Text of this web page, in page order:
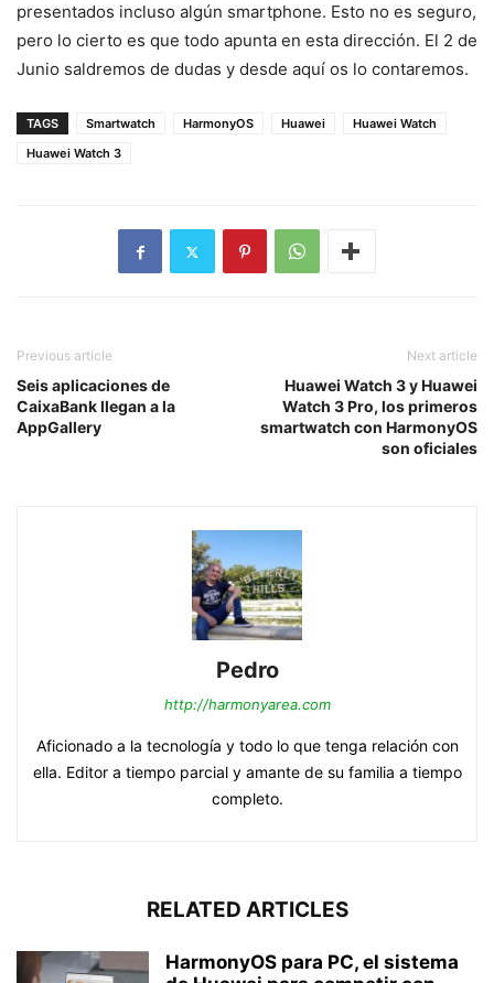
presentados incluso algún smartphone. Esto no es seguro,
pero lo cierto es que todo apunta en esta dirección. El 2 de
Junio saldremos de dudas y desde aquí os lo contaremos.
TAGS Smartwatch HarmonyOS Huawei
Huawei Watch
Huawei Watch 3
Previous article
Seis aplicaciones de
CaixaBank llegan a la
AppGallery
Next article
Huawei Watch 3 y Huawei
Watch 3 Pro, los primeros
smartwatch con HarmonyOS
son oficiales
Pedro
http://harmonyarea.com
Aficionado a la tecnología y todo lo que tenga relación con
ella. Editor a tiempo parcial y amante de su familia a tiempo
completo.
RELATED ARTICLES
HarmonyOS para PC, el sistema